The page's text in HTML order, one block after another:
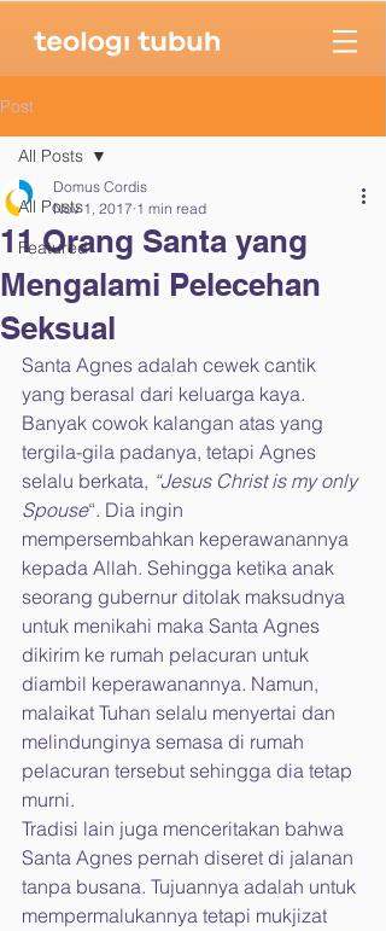
Post
All Posts
Featured
All Posts
11 Orang Santa yang
Mengalami Pelecehan
Seksual
Domus Cordis
Nov 1, 2017 1 min read
Santa Agnes adalah cewek cantik
yang berasal dari keluarga kaya.
Banyak cowok kalangan atas yang
tergila-gila padanya, tetapi Agnes
selalu berkata, “Jesus Christ is my only
Spouse“. Dia ingin
mempersembahkan keperawanannya
kepada Allah. Sehingga ketika anak
seorang gubernur ditolak maksudnya
untuk menikahi maka Santa Agnes
dikirim ke rumah pelacuran untuk
diambil keperawanannya. Namun,
malaikat Tuhan selalu menyertai dan
melindunginya semasa di rumah
pelacuran tersebut sehingga dia tetap
murni.
Tradisi lain juga menceritakan bahwa
Santa Agnes pernah diseret di jalanan
tanpa busana. Tujuannya adalah untuk
mempermalukannya tetapi mukjizat